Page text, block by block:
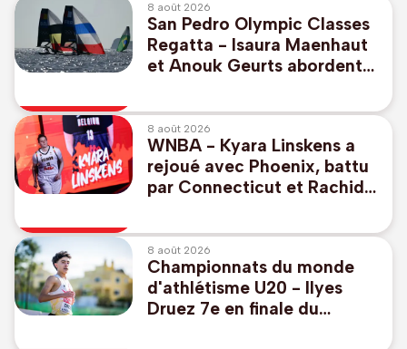
8 août 2026
San Pedro Olympic Classes
Regatta - Isaura Maenhaut
et Anouk Geurts abordent
médailles en 49er FX
8 août 2026
WNBA - Kyara Linskens a
rejoué avec Phoenix, battu
par Connecticut et Rachid
8 août 2026
Championnats du monde
d'athlétisme U20 - Ilyes
Druez 7e en finale du